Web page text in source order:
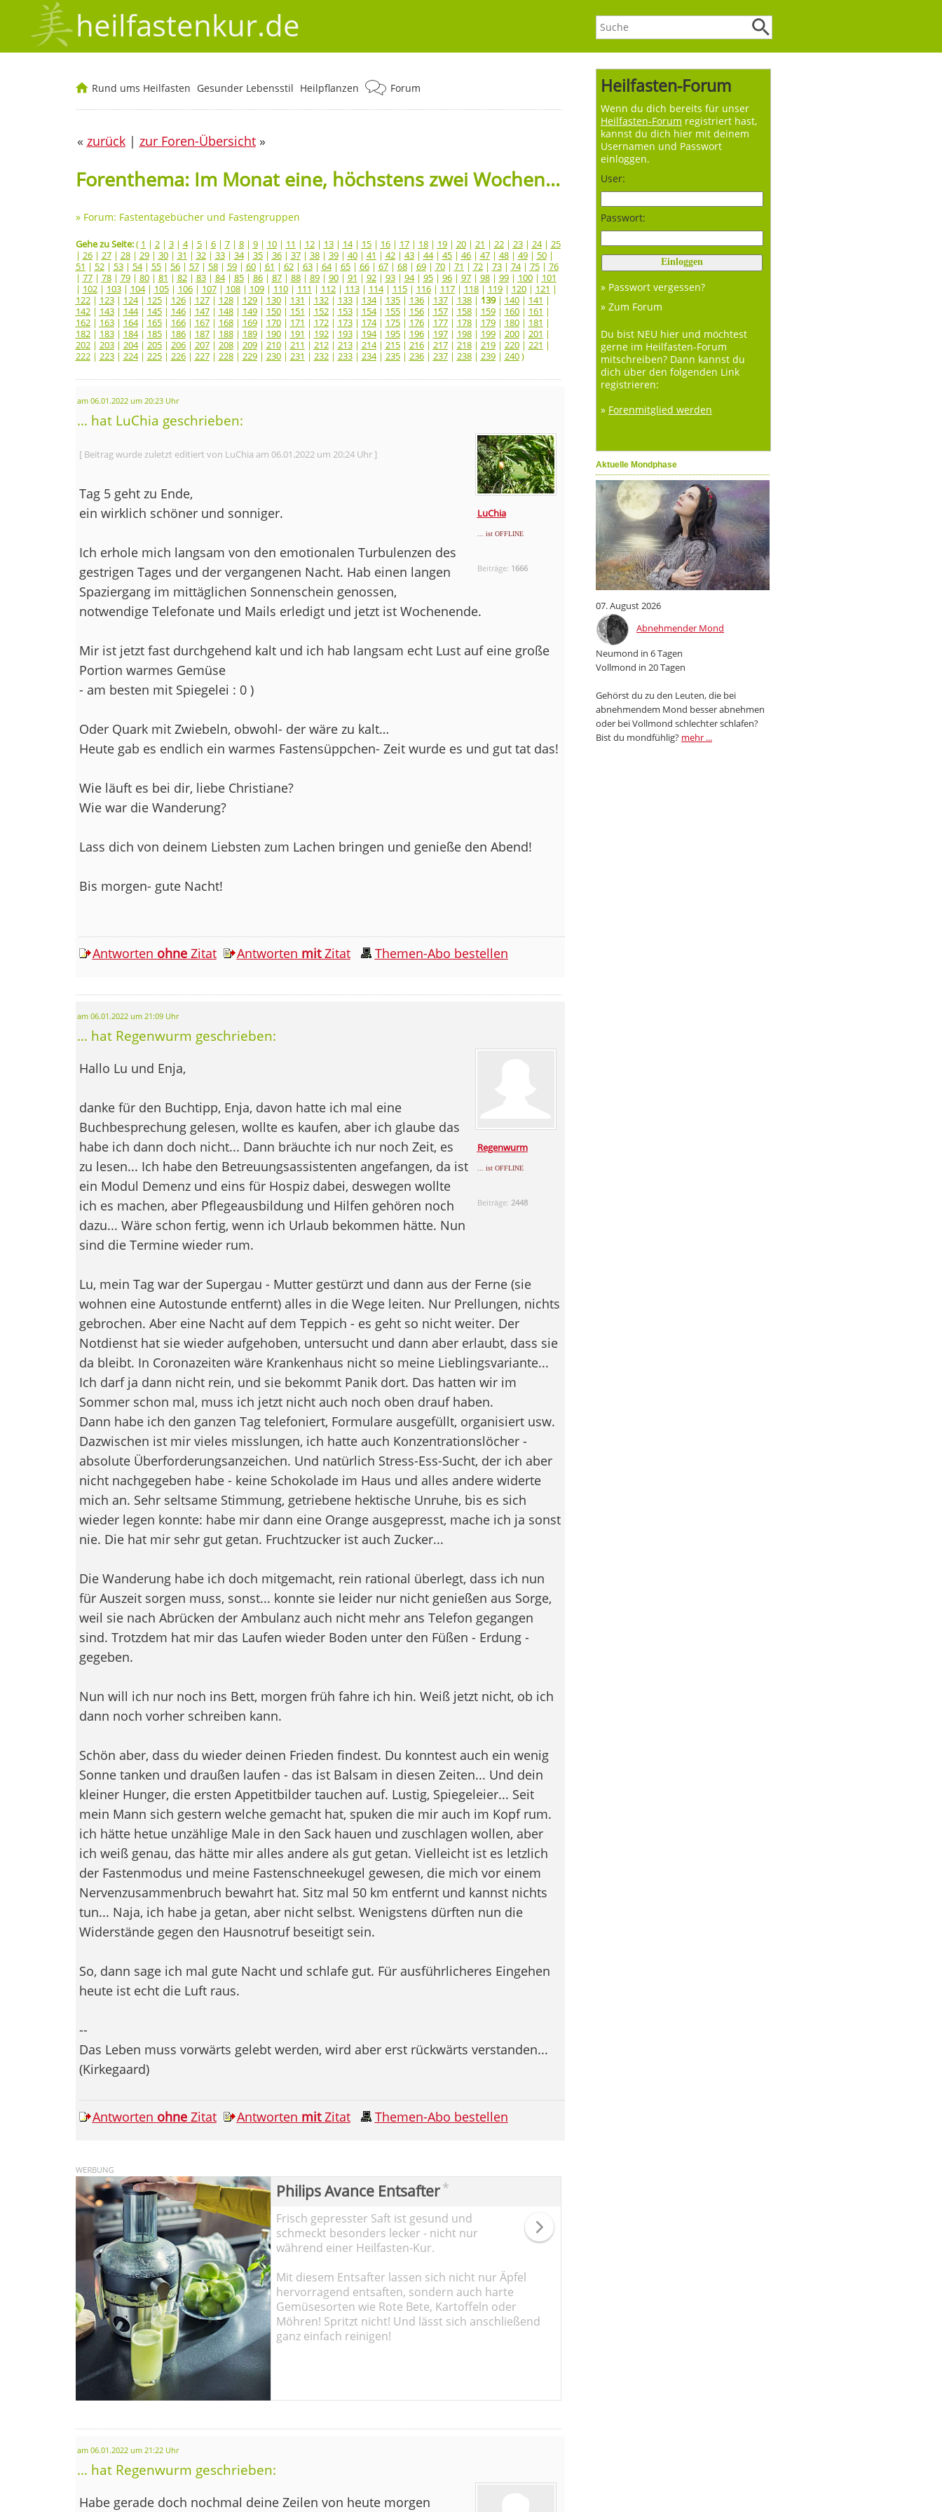
heilfastenkur.de
Heilfasten-Forum
Wenn du dich bereits für unser
Heilfasten-Forum registriert hast,
kannst du dich hier mit deinem
Usernamen und Passwort
einloggen.
User:
Passwort:
» Passwort vergessen?
» Zum Forum
Du bist NEU hier und möchtest
gerne im Heilfasten-Forum
mitschreiben? Dann kannst du
dich über den folgenden Link
registrieren:
» Forenmitglied werden
Aktuelle Mondphase
07. August 2026
Abnehmender Mond
Neumond in 6 Tagen
Vollmond in 20 Tagen
Gehörst du zu den Leuten, die bei
abnehmendem Mond besser abnehmen
oder bei Vollmond schlechter schlafen?
Bist du mondfühlig? mehr ...
Rund ums Heilfasten Gesunder Lebensstil Heilpflanzen Forum
« zurück| zur Foren-Übersicht»
Forenthema: Im Monat eine, höchstens zwei Wochen...
» Forum: Fastentagebücher und Fastengruppen
Gehe zu Seite:( 1 | 2| 3| 4| 5| 6| 7| 8| 9| 10| 11 | 12| 13| 14| 15| 16| 17| 18| 19| 20| 21 | 22| 23| 24| 25
| 26| 27| 28| 29| 30| 31 | 32| 33| 34| 35| 36| 37| 38| 39| 40| 41 | 42| 43| 44| 45| 46| 47| 48| 49| 50|
51 | 52| 53| 54| 55| 56| 57| 58| 59| 60| 61 | 62| 63| 64| 65| 66| 67| 68| 69| 70| 71 | 72| 73| 74| 75| 76
| 77| 78| 79| 80| 81 | 82| 83| 84| 85| 86| 87| 88| 89| 90| 91 | 92| 93| 94| 95| 96| 97| 98| 99| 100| 101
| 102| 103| 104| 105| 106| 107| 108| 109| 110| 111 | 112| 113| 114| 115| 116| 117| 118| 119| 120| 121 |
122| 123| 124| 125| 126| 127| 128| 129| 130| 131 | 132| 133| 134| 135| 136| 137| 138| 139| 140| 141 |
142| 143| 144| 145| 146| 147| 148| 149| 150| 151 | 152| 153| 154| 155| 156| 157| 158| 159| 160| 161 |
162| 163| 164| 165| 166| 167| 168| 169| 170| 171 | 172| 173| 174| 175| 176| 177| 178| 179| 180| 181 |
182| 183| 184| 185| 186| 187| 188| 189| 190| 191 | 192| 193| 194| 195| 196| 197| 198| 199| 200| 201 |
202| 203| 204| 205| 206| 207| 208| 209| 210| 211 | 212| 213| 214| 215| 216| 217| 218| 219| 220| 221 |
222| 223| 224| 225| 226| 227| 228| 229| 230| 231 | 232| 233| 234| 235| 236| 237| 238| 239| 240)
am 06.01.2022 um 20:23 Uhr
... hat LuChia geschrieben:
LuChia
... ist OFFLINE
Beiträge: 1666
[ Beitrag wurde zuletzt editiert von LuChia am 06.01.2022 um 20:24 Uhr ]
Tag 5 geht zu Ende,
ein wirklich schöner und sonniger.
Ich erhole mich langsam von den emotionalen Turbulenzen des
gestrigen Tages und der vergangenen Nacht. Hab einen langen
Spaziergang im mittäglichen Sonnenschein genossen,
notwendige Telefonate und Mails erledigt und jetzt ist Wochenende.
Mir ist jetzt fast durchgehend kalt und ich hab langsam echt Lust auf eine große
Portion warmes Gemüse
- am besten mit Spiegelei : 0 )
Oder Quark mit Zwiebeln, obwohl- der wäre zu kalt…
Heute gab es endlich ein warmes Fastensüppchen- Zeit wurde es und gut tat das!
Wie läuft es bei dir, liebe Christiane?
Wie war die Wanderung?
Lass dich von deinem Liebsten zum Lachen bringen und genieße den Abend!
Bis morgen- gute Nacht!
Antworten ohneZitat Antworten mitZitat Themen-Abo bestellen
am 06.01.2022 um 21:09 Uhr
... hat Regenwurm geschrieben:
Regenwurm
... ist OFFLINE
Beiträge: 2448
Hallo Lu und Enja,
danke für den Buchtipp, Enja, davon hatte ich mal eine
Buchbesprechung gelesen, wollte es kaufen, aber ich glaube das
habe ich dann doch nicht... Dann bräuchte ich nur noch Zeit, es
zu lesen... Ich habe den Betreuungsassistenten angefangen, da ist
ein Modul Demenz und eins für Hospiz dabei, deswegen wollte
ich es machen, aber Pflegeausbildung und Hilfen gehören noch
dazu... Wäre schon fertig, wenn ich Urlaub bekommen hätte. Nun
sind die Termine wieder rum.
Lu, mein Tag war der Supergau - Mutter gestürzt und dann aus der Ferne (sie
wohnen eine Autostunde entfernt) alles in die Wege leiten. Nur Prellungen, nichts
gebrochen. Aber eine Nacht auf dem Teppich - es geht so nicht weiter. Der
Notdienst hat sie wieder aufgehoben, untersucht und dann aber erlaubt, dass sie
da bleibt. In Coronazeiten wäre Krankenhaus nicht so meine Lieblingsvariante...
Ich darf ja dann nicht rein, und sie bekommt Panik dort. Das hatten wir im
Sommer schon mal, muss ich jetzt nicht auch noch oben drauf haben.
Dann habe ich den ganzen Tag telefoniert, Formulare ausgefüllt, organisiert usw.
Dazwischen ist mir vieles misslungen, ich hatte auch Konzentrationslöcher -
absolute Überforderungsanzeichen. Und natürlich Stress-Ess-Sucht, der ich aber
nicht nachgegeben habe - keine Schokolade im Haus und alles andere widerte
mich an. Sehr seltsame Stimmung, getriebene hektische Unruhe, bis es sich
wieder legen konnte: habe mir dann eine Orange ausgepresst, mache ich ja sonst
nie. Die hat mir sehr gut getan. Fruchtzucker ist auch Zucker...
Die Wanderung habe ich doch mitgemacht, rein rational überlegt, dass ich nun
für Auszeit sorgen muss, sonst... konnte sie leider nur nicht genießen aus Sorge,
weil sie nach Abrücken der Ambulanz auch nicht mehr ans Telefon gegangen
sind. Trotzdem hat mir das Laufen wieder Boden unter den Füßen - Erdung -
gegeben.
Nun will ich nur noch ins Bett, morgen früh fahre ich hin. Weiß jetzt nicht, ob ich
dann noch vorher schreiben kann.
Schön aber, dass du wieder deinen Frieden findest. Du konntest auch ein wenig
Sonne tanken und draußen laufen - das ist Balsam in diesen Zeiten... Und dein
kleiner Hunger, die ersten Appetitbilder tauchen auf. Lustig, Spiegeleier... Seit
mein Mann sich gestern welche gemacht hat, spuken die mir auch im Kopf rum.
ich hätte hetue unzählige Male in den Sack hauen und zuschlagen wollen, aber
ich weiß genau, das hätte mir alles andere als gut getan. Vielleicht ist es letzlich
der Fastenmodus und meine Fastenschneekugel gewesen, die mich vor einem
Nervenzusammenbruch bewahrt hat. Sitz mal 50 km entfernt und kannst nichts
tun... Naja, ich habe ja getan, aber nicht selbst. Wenigstens dürften nun die
Widerstände gegen den Hausnotruf beseitigt sein.
So, dann sage ich mal gute Nacht und schlafe gut. Für ausführlicheres Eingehen
heute ist echt die Luft raus.
--
Das Leben muss vorwärts gelebt werden, wird aber erst rückwärts verstanden...
(Kirkegaard)
Antworten ohneZitat Antworten mitZitat Themen-Abo bestellen
Philips Avance Entsafter*
Frisch gepresster Saft ist gesund und
schmeckt besonders lecker - nicht nur
während einer Heilfasten-Kur.
Mit diesem Entsafter lassen sich nicht nur Äpfel
hervorragend entsaften, sondern auch harte
Gemüsesorten wie Rote Bete, Kartoffeln oder
Möhren! Spritzt nicht! Und lässt sich anschließend
ganz einfach reinigen!
am 06.01.2022 um 21:22 Uhr
... hat Regenwurm geschrieben:
Habe gerade doch nochmal deine Zeilen von heute morgen